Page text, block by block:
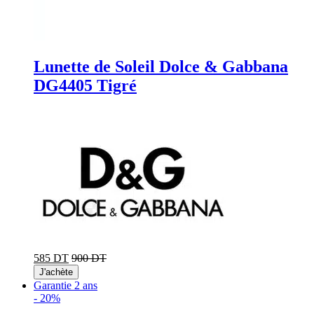
Lunette de Soleil Dolce & Gabbana
DG4405 Tigré
585 DT 900 DT
J'achète
Garantie 2 ans
- 20%